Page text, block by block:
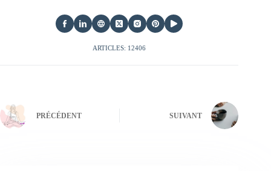
ARTICLES: 12406
PRÉCÉDENT SUIVANT